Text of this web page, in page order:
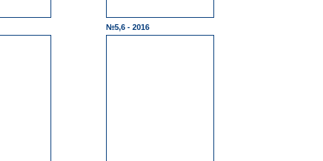
№5,6 - 2016